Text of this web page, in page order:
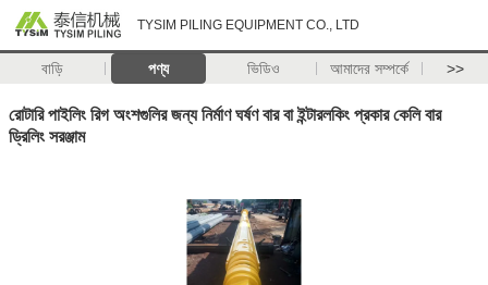
TYSIM PILING EQUIPMENT CO., LTD
বাড়ি পণ্য ভিডিও আমাদের সম্পর্কে >>
রোটারি পাইলিং রিগ অংশগুলির জন্য নির্মাণ ঘর্ষণ বার বা ইন্টারলকিং প্রকার কেলি বার
ড্রিলিং সরঞ্জাম